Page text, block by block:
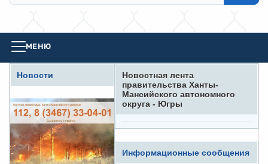
МЕНЮ
Новости
Новостная лента
правительства Ханты-
Мансийского автономного
округа - Югры
Информационные сообщения